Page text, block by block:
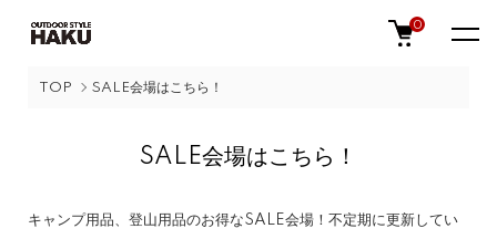
0
TOP SALE会場はこちら！
SALE会場はこちら！
キャンプ用品、登山用品のお得なSALE会場！不定期に更新してい